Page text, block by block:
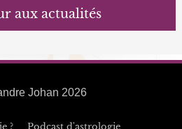
aux actualités
Johan 2026
? Podcast d'astrologie